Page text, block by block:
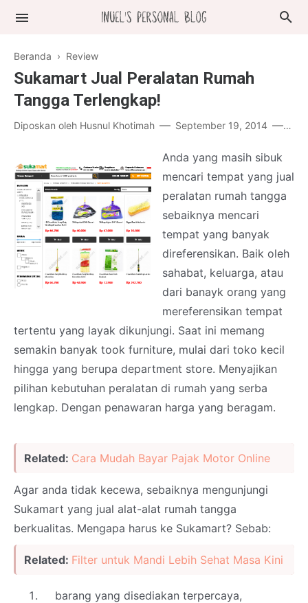
Beranda › Review
Sukamart Jual Peralatan Rumah
Tangga Terlengkap!
Diposkan oleh Husnul Khotimah September 19, 2014
Anda yang masih sibuk
mencari tempat yang jual
peralatan rumah tangga
sebaiknya mencari
tempat yang banyak
direferensikan. Baik oleh
sahabat, keluarga, atau
dari banayk orang yang
mereferensikan tempat
tertentu yang layak dikunjungi. Saat ini memang
semakin banyak took furniture, mulai dari toko kecil
hingga yang berupa department store. Menyajikan
pilihan kebutuhan peralatan di rumah yang serba
lengkap. Dengan penawaran harga yang beragam.
Related: Cara Mudah Bayar Pajak Motor Online
Agar anda tidak kecewa, sebaiknya mengunjungi
Sukamart yang jual alat-alat rumah tangga
berkualitas. Mengapa harus ke Sukamart? Sebab:
Related: Filter untuk Mandi Lebih Sehat Masa Kini
barang yang disediakan terpercaya,